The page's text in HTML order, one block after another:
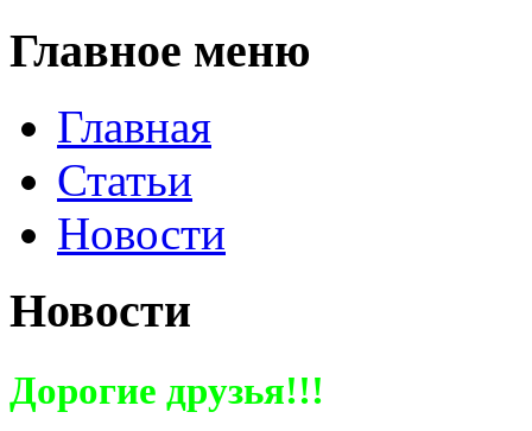
Главное меню
Главная
Статьи
Новости
Новости
Дорогие друзья!!!